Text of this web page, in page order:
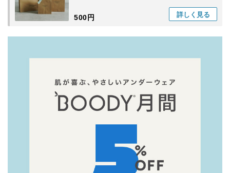
500円 詳しく 見る